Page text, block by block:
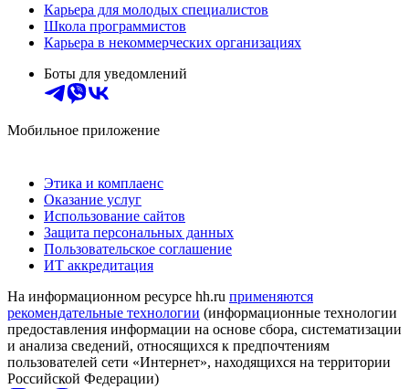
Карьера для молодых специалистов
Школа программистов
Карьера в некоммерческих организациях
Боты для уведомлений
Мобильное приложение
Этика и комплаенс
Оказание услуг
Использование сайтов
Защита персональных данных
Пользовательское соглашение
ИТ аккредитация
На информационном ресурсе hh.ru применяются
рекомендательные технологии (информационные технологии
предоставления информации на основе сбора, систематизации
и анализа сведений, относящихся к предпочтениям
пользователей сети «Интернет», находящихся на территории
Российской Федерации)